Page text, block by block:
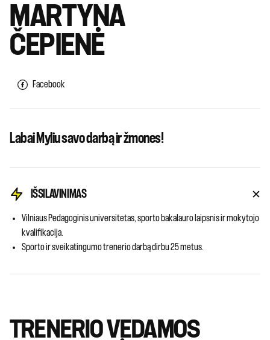
MARTYNA
ČEPIENĖ
Facebook
Labai Myliu savo darbą ir žmones!
IŠSILAVINIMAS
Vilniaus Pedagoginis universitetas, sporto bakalauro laipsnis ir mokytojo
kvalifikacija.
Sporto ir sveikatingumo trenerio darbą dirbu 25 metus.
TRENERIO VEDAMOS